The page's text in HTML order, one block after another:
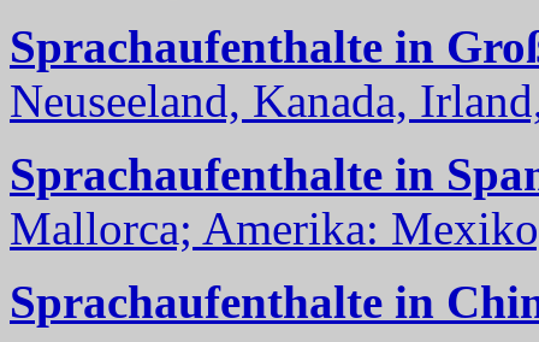
Sprachaufenthalte in
Neuseeland, Kanada,
Sprachaufenthalte in
Mallorca; Amerika:
Sprachaufenthalte in